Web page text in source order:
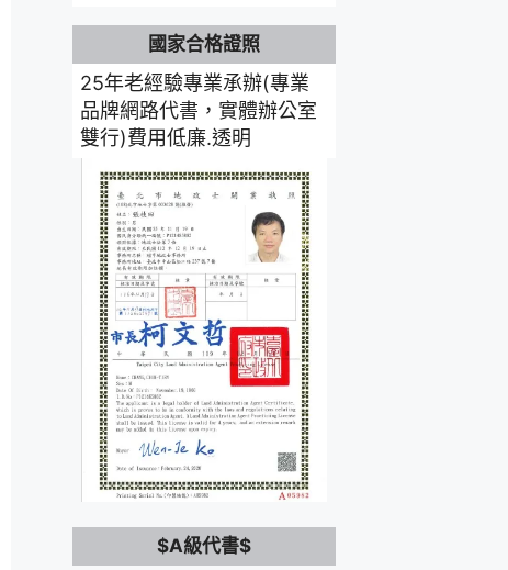
國家合格證照
25年老經驗專業承辦(專業
品牌網路代書，實體辦公室
雙行)費用低廉.透明
$A級代書$